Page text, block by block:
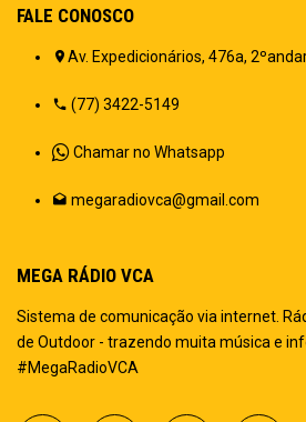
FALE CONOSCO
Av. Expedicionários, 476a,
(77) 3422-5149
Chamar no Whatsapp
megaradiovca@gmail.com
MEGA RÁDIO VCA
Sistema de comunicação via internet.
de Outdoor - trazendo muita música e
#MegaRadioVCA